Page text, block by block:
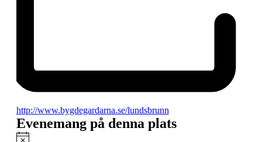
Website
http://www.bygdegardarna.se/lundsbrunn
Evenemang på denna plats
Notis